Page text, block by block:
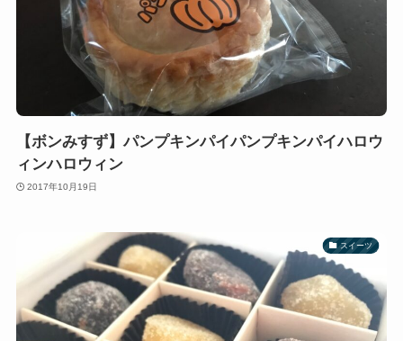
【ボンみすず】パンプキンパイパンプキンパイハロウ
ィンハロウィン
2017年10月19日
スイーツ